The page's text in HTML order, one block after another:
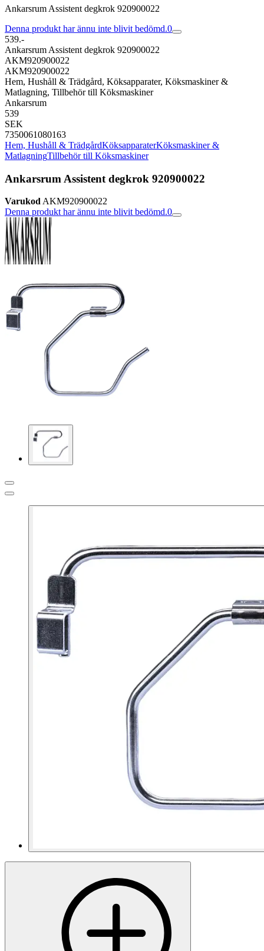
Ankarsrum Assistent degkrok 920900022
Denna produkt har ännu inte blivit bedömd.0
539.-
Ankarsrum Assistent degkrok 920900022
AKM920900022
AKM920900022
Hem, Hushåll & Trädgård, Köksapparater, Köksmaskiner &
Matlagning, Tillbehör till Köksmaskiner
Ankarsrum
539
SEK
7350061080163
Hem, Hushåll & TrädgårdKöksapparaterKöksmaskiner &
MatlagningTillbehör till Köksmaskiner
Ankarsrum Assistent degkrok 920900022
VarukodAKM920900022
Denna produkt har ännu inte blivit bedömd.0